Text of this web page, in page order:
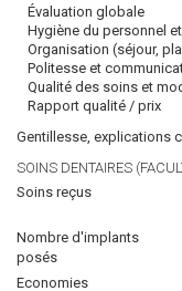
Évaluation globale
Hygiène du personnel
Organisation (séjour,
Politesse et
Qualité des soins et
Rapport qualité / prix
Gentillesse, explications
SOINS DENTAIRES
Soins reçus
Nombre d'implants
posés
Economies